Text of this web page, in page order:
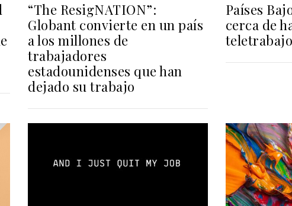
“The ResigNATION”:
Globant convierte en un país
a los millones de
trabajadores
estadounidenses que han
dejado su trabajo
Países
cerca de